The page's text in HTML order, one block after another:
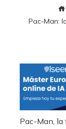
Pac-Man:
Pac-Man, la